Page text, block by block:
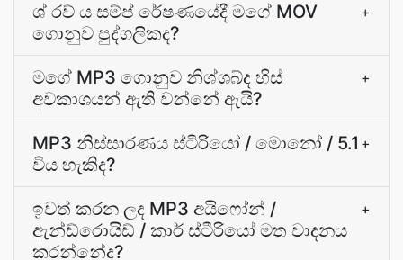
ශ් රව් ය සම්ප් රේෂණයේදී මගේ MOV
ගොනුව පුද්ගලිකද?
+
මගේ MP3 ගොනුව නිශ්ශබ්ද හිස්
අවකාශයන් ඇති වන්නේ ඇයි?
+
MP3 නිස්සාරණය ස්ටීරියෝ / මොනෝ / 5.1
විය හැකිද?
+
ඉවත් කරන ලද MP3 අයිෆෝන් /
ඇන්ඩ්රොයිඩ් / කාර් ස්ටීරියෝ මත වාදනය
කරන්නේද?
+